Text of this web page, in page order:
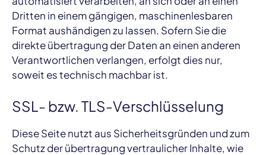
Dritten in einem gängigen, maschinenlesbaren
Format aushändigen zu lassen. Sofern Sie die
direkte übertragung der Daten an einen anderen
Verantwortlichen verlangen, erfolgt dies nur,
soweit es technisch machbar ist.
SSL- bzw. TLS-Verschlüsselung
Diese Seite nutzt aus Sicherheitsgründen und zum
Schutz der übertragung vertraulicher Inhalte, wie